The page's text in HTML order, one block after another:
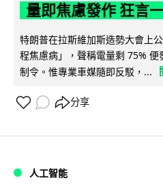
量即焦慮發作 狂言
特朗普在拉斯維加斯造勢大會上
程焦慮病」，聲稱電量剩 75%
制令。惟專業車媒隨即反駁，...
分享
人工智能